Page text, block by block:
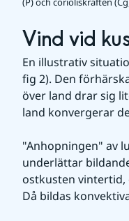
Vind vid
En illustrativ
fig 2). Den
över land drar sig
land konvergerar
"Anhopningen" av
underlättar
ostkusten
Då bildas